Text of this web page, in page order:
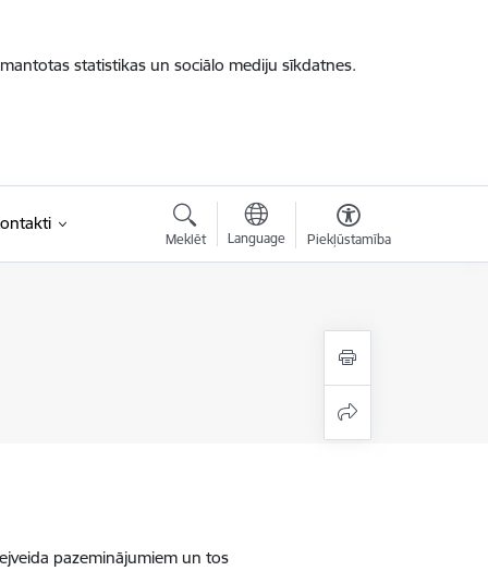
statistikas un sociālo mediju sīkdatnes.
Meklēt Language Piekļūstamība
pazeminājumiem un tos